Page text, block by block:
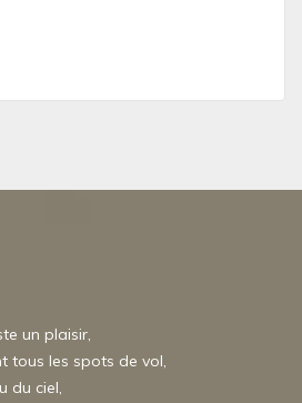
un plaisir,
tous les spots de vol,
du ciel,